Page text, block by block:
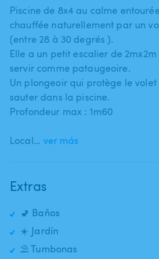
Piscine de 8x4 au calme
chauffée naturellement par un
(entre 28 à 30 degrés ).
Elle a un petit escalier de
servir comme pataugeoire.
Un plongeoir qui protège le
sauter dans la piscine.
Profondeur max : 1m60
Local… ver más
Extras
🚽 Baños
☀️ Jardín
⛱️ Tumbonas